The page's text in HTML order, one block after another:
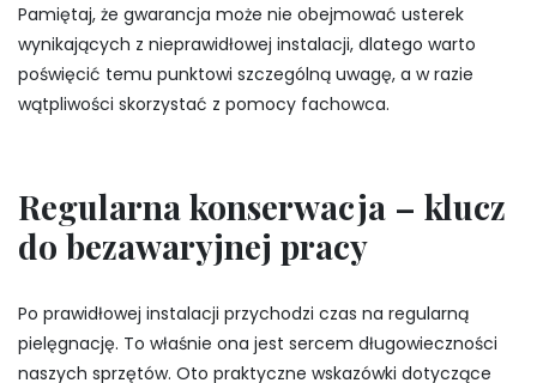
Pamiętaj, że gwarancja może nie obejmować usterek
wynikających z nieprawidłowej instalacji, dlatego warto
poświęcić temu punktowi szczególną uwagę, a w razie
wątpliwości skorzystać z pomocy fachowca.
Regularna konserwacja – klucz
do bezawaryjnej pracy
Po prawidłowej instalacji przychodzi czas na regularną
pielęgnację. To właśnie ona jest sercem długowieczności
naszych sprzętów. Oto praktyczne wskazówki dotyczące